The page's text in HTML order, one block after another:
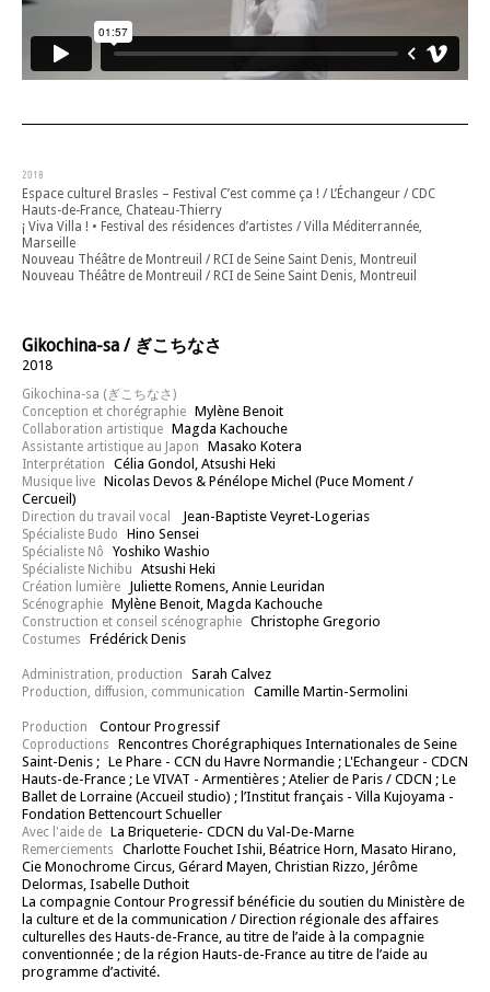
2018
Espace culturel Brasles – Festival C’est comme ça ! / L’Échangeur / CDC
Hauts-de-France, Chateau-Thierry
¡ Viva Villa ! • Festival des résidences d’artistes / Villa Méditerrannée,
Marseille
Nouveau Théâtre de Montreuil / RCI de Seine Saint Denis, Montreuil
Nouveau Théâtre de Montreuil / RCI de Seine Saint Denis, Montreuil
Gikochina-sa / ぎこちなさ
2018
Gikochina-sa (ぎこちなさ)
Conception et chorégraphie Mylène Benoit
Collaboration artistique Magda Kachouche
Assistante artistique au Japon Masako Kotera
Interprétation Célia Gondol, Atsushi Heki
Musique live Nicolas Devos & Pénélope Michel (Puce Moment /
Cercueil)
Direction du travail vocal Jean-Baptiste Veyret-Logerias
Spécialiste Budo Hino Sensei
Spécialiste Nô Yoshiko Washio
Spécialiste Nichibu Atsushi Heki
Création lumière Juliette Romens, Annie Leuridan
Scénographie Mylène Benoit, Magda Kachouche
Construction et conseil scénographie Christophe Gregorio
Costumes Frédérick Denis
Administration, production Sarah Calvez
Production, diffusion, communication Camille Martin-Sermolini
Production Contour Progressif
Coproductions
Rencontres Chorégraphiques Internationales de Seine
Saint-Denis ; Le Phare - CCN du Havre Normandie ; L'Echangeur - CDCN
Hauts-de-France ; Le VIVAT - Armentières ; Atelier de Paris / CDCN ; Le
Ballet de Lorraine (Accueil studio) ; l’Institut français - Villa Kujoyama -
Fondation Bettencourt Schueller
Avec l'aide de La Briqueterie- CDCN du Val-De-Marne
Remerciements
Charlotte Fouchet Ishii, Béatrice Horn, Masato Hirano,
Cie Monochrome Circus, Gérard Mayen, Christian Rizzo, Jérôme
Delormas, Isabelle Duthoit
La compagnie Contour Progressif bénéficie du soutien du Ministère de
la culture et de la communication / Direction régionale des affaires
culturelles des Hauts-de-France, au titre de l’aide à la compagnie
conventionnée ; de la région Hauts-de-France au titre de l’aide au
programme d’activité.